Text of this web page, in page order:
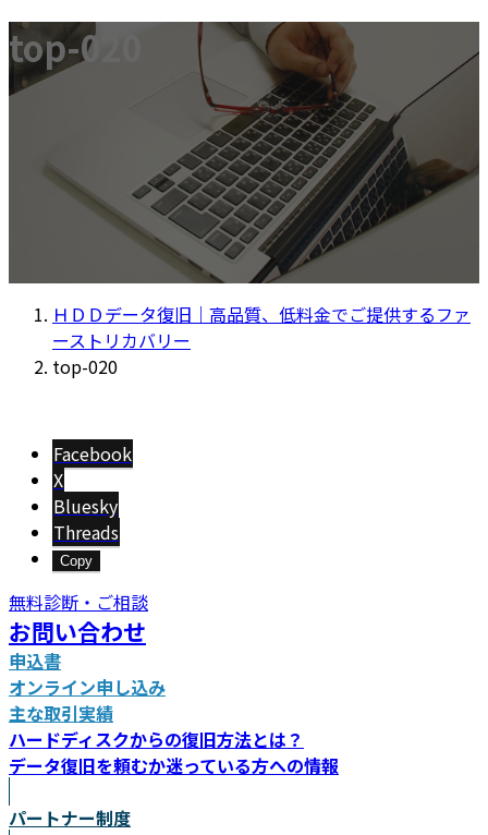
top-020
ＨＤＤデータ復旧｜高品質、低料金でご提供するファ
ーストリカバリー
top-020
Facebook
X
Bluesky
Threads
Copy
無料診断・ご相談
お問い合わせ
申込書
オンライン申し込み
主な取引実績
ハードディスクからの復旧方法とは？
データ復旧を頼むか迷っている方への情報
パートナー制度